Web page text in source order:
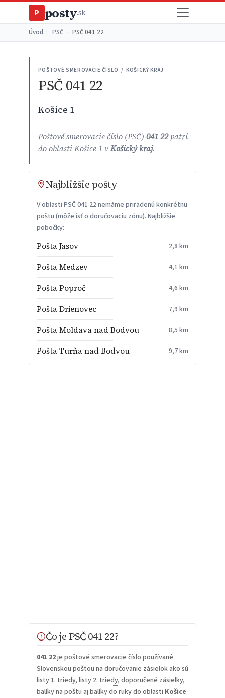
P posty.sk
Úvod PSČ PSČ 041 22
POŠTOVÉ SMEROVACIE ČÍSLO / KOŠICKÝ KRAJ
PSČ 041 22
Košice 1
Poštové smerovacie číslo (PSČ) 041 22patrí
do oblasti Košice 1 vKošický kraj.
Najbližšie pošty
V oblasti PSČ 041 22 nemáme priradenú konkrétnu
poštu (môže ísť o doručovaciu zónu). Najbližšie
pobočky:
Pošta Jasov 2,8 km
Pošta Medzev 4,1 km
Pošta Poproč 4,6 km
Pošta Drienovec 7,9 km
Pošta Moldava nad Bodvou 8,5 km
Pošta Turňa nad Bodvou 9,7 km
Čo je PSČ 041 22?
041 22je poštové smerovacie číslo používané
Slovenskou poštou na doručovanie zásielok ako sú
listy 1. triedy, listy 2. triedy, doporučené zásielky,
balíky na poštu aj balíky do ruky do oblasti Košice